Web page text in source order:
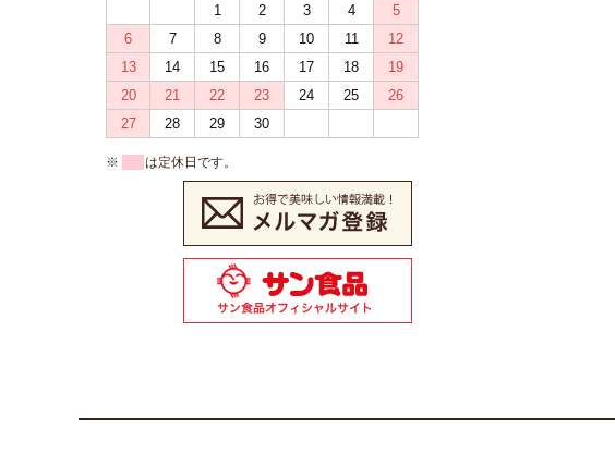
1
2 3 4
5
6
7 8 9 10 11
12
13
14 15 16 17 18
19
20
21 22 23 24 25
26
27
28 29 30